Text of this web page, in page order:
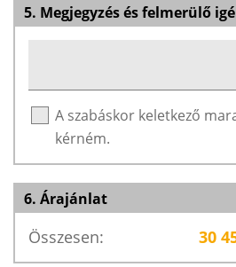
5. Megjegyzés és felmerülő
A szabáskor keletkező
kérném.
6. Árajánlat
Összesen: 30